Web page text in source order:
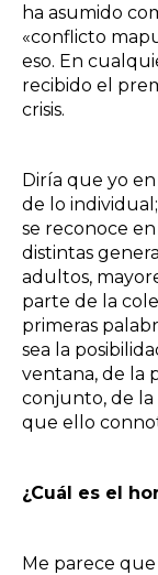
ha asumido
«conflicto
eso. En
recibido el
crisis.
Diría que yo
de lo
se reconoce
distintas
adultos,
parte de la
primeras
sea la
ventana, de la
conjunto, de
que ello
¿Cuál es el
Me parece que